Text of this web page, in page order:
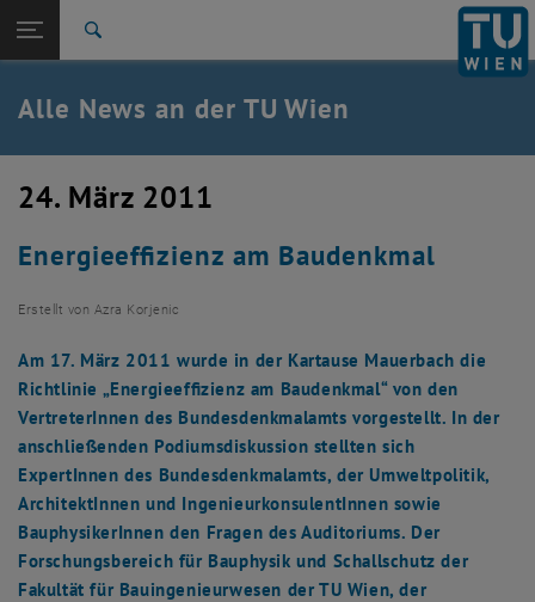
TU Login
Quicklinks
Quicklinks-Menü umschalten
Studium
Karriere
Zurück: Subseiten von TU Wien Startseite auflisten
Zurück zur letzten Ebene:
TU Wien Startseite
Übersicht
Alle News an der TU Wien
24. März 2011
Energieeffizienz am Baudenkmal
Erstellt von Azra Korjenic
Am 17. März 2011 wurde in der Kartause Mauerbach die
Richtlinie „Energieeffizienz am Baudenkmal“ von den
VertreterInnen des Bundesdenkmalamts vorgestellt. In der
anschließenden Podiumsdiskussion stellten sich
ExpertInnen des Bundesdenkmalamts, der Umweltpolitik,
ArchitektInnen und IngenieurkonsulentInnen sowie
BauphysikerInnen den Fragen des Auditoriums. Der
Forschungsbereich für Bauphysik und Schallschutz der
Fakultät für Bauingenieurwesen der TU Wien, der